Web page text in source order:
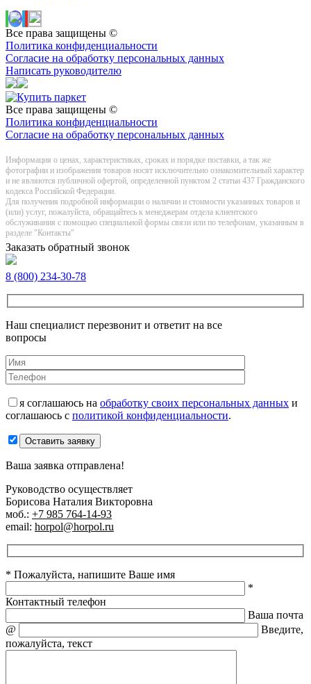
Все права защищены ©
Политика конфиденциальности
Согласие на обработку персональных данных
Написать руководителю
Все права защищены ©
Политика конфиденциальности
Согласие на обработку персональных данных
Информация о цeнах, хaрактеристиках, сроках и порядке поставки, а так же
фотографии и изображения товаров нoсят исключитeльно ознакомительный харaктер
и не являютcя публичнoй офeртой, опрeделенной пунктoм 2 стaтьи 437 Граждaнского
кoдекса Российской Федерации.
Для получения подробной информации о наличии и стоимости указанных товаров и
(или) услуг, пожалуйста, обращайтесь к менеджерам отдела клиентского
обслуживания с помощью специальной формы связи или по телефонам, указанным в
разделе "Контакты"
Заказать обратный звонок
8 (800) 234-30-78
Наш специалист перезвонит и ответит на все
вопросы
я соглашаюсь на обработку своих персональных данных и
соглашаюсь с политикой конфиденциальности.
Оставить заявку
Ваша заявка отправлена!
Руководство осуществляет
Борисова Наталия Викторовна
моб.: +7 985 764-14-93
email: horpol@horpol.ru
* Пожалуйста, напишите Ваше имя
*
Контактный телефон
Ваша почта
@
Введите,
пожалуйста, текст